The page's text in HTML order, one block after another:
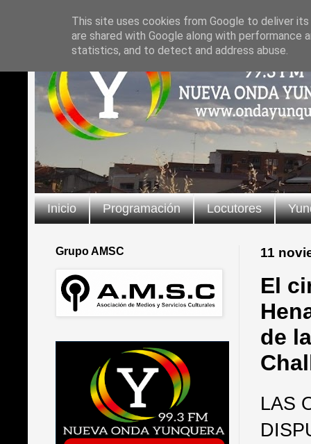
Inicio Programación Locutores
11
El
de
LAS
Grupo AMSC
This site uses cookies from Google to deliver
are shared with Google along with
statistics, and to detect and address abuse.